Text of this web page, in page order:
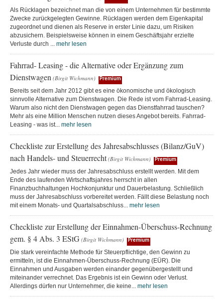
Als Rücklagen bezeichnet man die von einem Unternehmen für bestimmte
Zwecke zurückgelegten Gewinne. Rücklagen werden dem Eigenkapital
zugeordnet und dienen als Reserve in erster Linie dazu, um Risiken
abzusichern. Beispielsweise können in einem Geschäftsjahr erzielte
Verluste durch ... mehr lesen
Fahrrad- Leasing - die Alternative oder Ergänzung zum
Dienstwagen (Birgit Wichmann) Premium
Bereits seit dem Jahr 2012 gibt es eine ökonomische und ökologisch
sinnvolle Alternative zum Dienstwagen. Die Rede ist vom Fahrrad-Leasing.
Warum also nicht den Dienstwagen gegen das Dienstfahrrad tauschen?
Mehr als eine Million Menschen nutzen dieses Angebot bereits. Fahrrad-
Leasing - was ist... mehr lesen
Checkliste zur Erstellung des Jahresabschlusses (Bilanz/GuV)
nach Handels- und Steuerrecht (Birgit Wichmann) Premium
Jedes Jahr wieder muss der Jahresabschluss erstellt werden. Mit dem
Ende des laufenden Wirtschaftsjahres herrscht in allen
Finanzbuchhaltungen Hochkonjunktur und Dauerbelastung. Schließlich
muss der Jahresabschluss vorbereitet werden. Fällt diese Belastung noch
mit einem Monats- und Quartalsabschluss... mehr lesen
Checkliste zur Erstellung der Einnahmen-Überschuss-Rechnung
gem. § 4 Abs. 3 EStG (Birgit Wichmann) Premium
Die stark vereinfachte Methode für Steuerpflichtige, den Gewinn zu
ermitteln, ist die Einnahmen-Überschuss-Rechnung (EÜR). Die
Einnahmen und Ausgaben werden einander gegenübergestellt und
miteinander verrechnet. Das Ergebnis ist ein Gewinn oder Verlust.
Allerdings dürfen nur Unternehmer, die keine... mehr lesen